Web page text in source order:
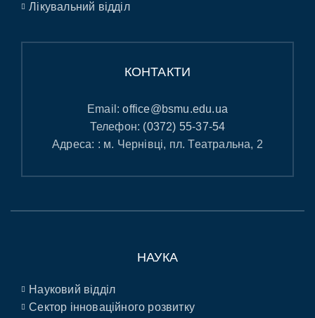
Лікувальний відділ
КОНТАКТИ
Email:office@bsmu.edu.ua
Телефон: (0372) 55-37-54
Адреса: : м. Чернівці, пл. Театральна, 2
НАУКА
Науковий відділ
Сектор інноваційного розвитку